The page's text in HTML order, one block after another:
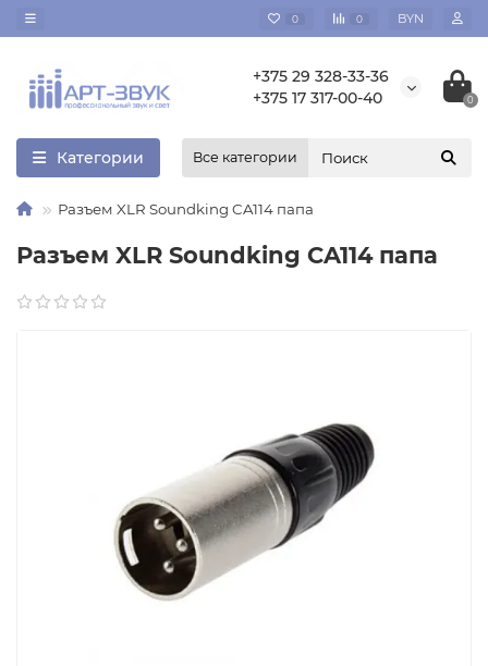
0 0 BYN
+375 29 328-33-36
+375 17 317-00-40
0
Категории Все категории
Разъем XLR Soundking CA114 папа
Разъем XLR Soundking CA114 папа